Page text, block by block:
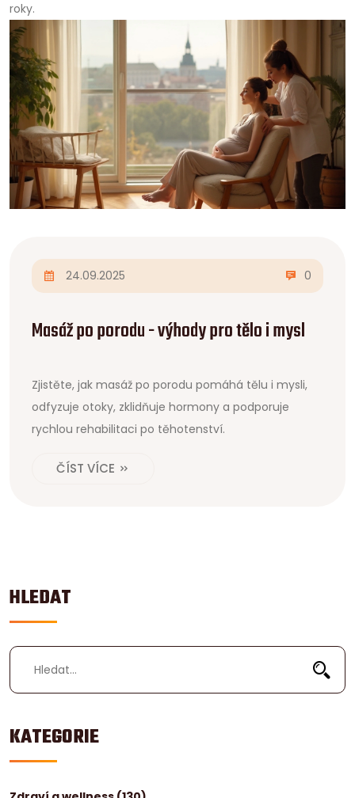
HLEDAT
KATEGORIE
roky.
24.09.2025 0
Masáž po porodu - výhody pro tělo i mysl
Zjistěte, jak masáž po porodu pomáhá tělu i mysli,
odfyzuje otoky, zklidňuje hormony a podporuje
rychlou rehabilitaci po těhotenství.
ČÍST VÍCE